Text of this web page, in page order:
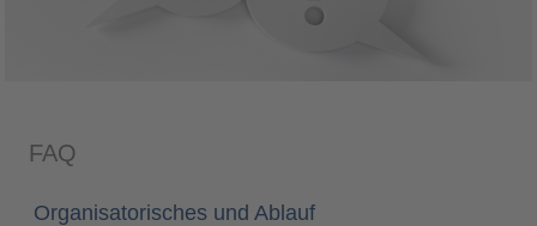
FAQ
Organisatorisches und Ablauf